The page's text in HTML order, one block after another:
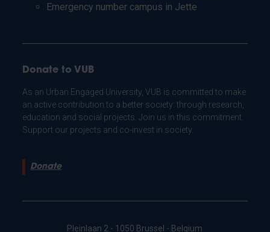
Emergency number campus in Jette
Donate to VUB
As an Urban Engaged University, VUB is committed to make
an active contribution to a better society: through research,
education and social projects. Join us in this commitment.
Support our projects and co-invest in society.
Donate
Pleinlaan 2 - 1050 Brussel - Belgium